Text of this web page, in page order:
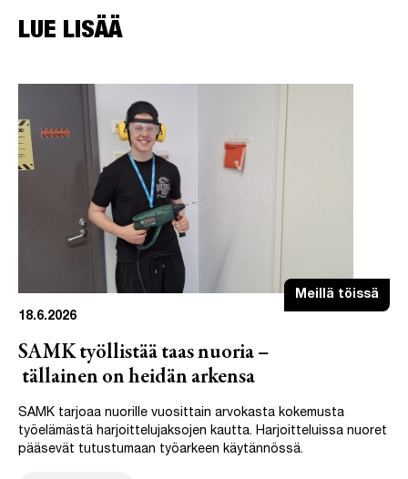
LUE LISÄÄ
Meillä töissä
18.6.2026
SAMK työllistää taas nuoria –
tällainen on heidän arkensa
SAMK tarjoaa nuorille vuosittain arvokasta kokemusta
työelämästä harjoittelujaksojen kautta. Harjoitteluissa nuoret
pääsevät tutustumaan työarkeen käytännössä.